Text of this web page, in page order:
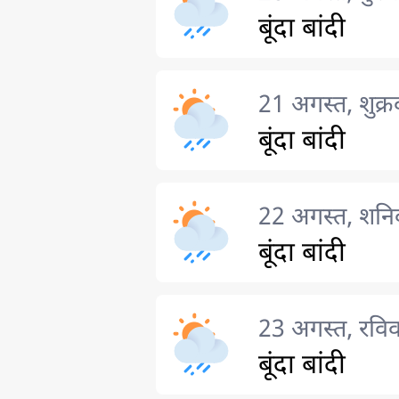
बूंदा बांदी
21 अगस्त,
बूंदा बांदी
22 अगस्त,
बूंदा बांदी
23 अगस्त,
बूंदा बांदी